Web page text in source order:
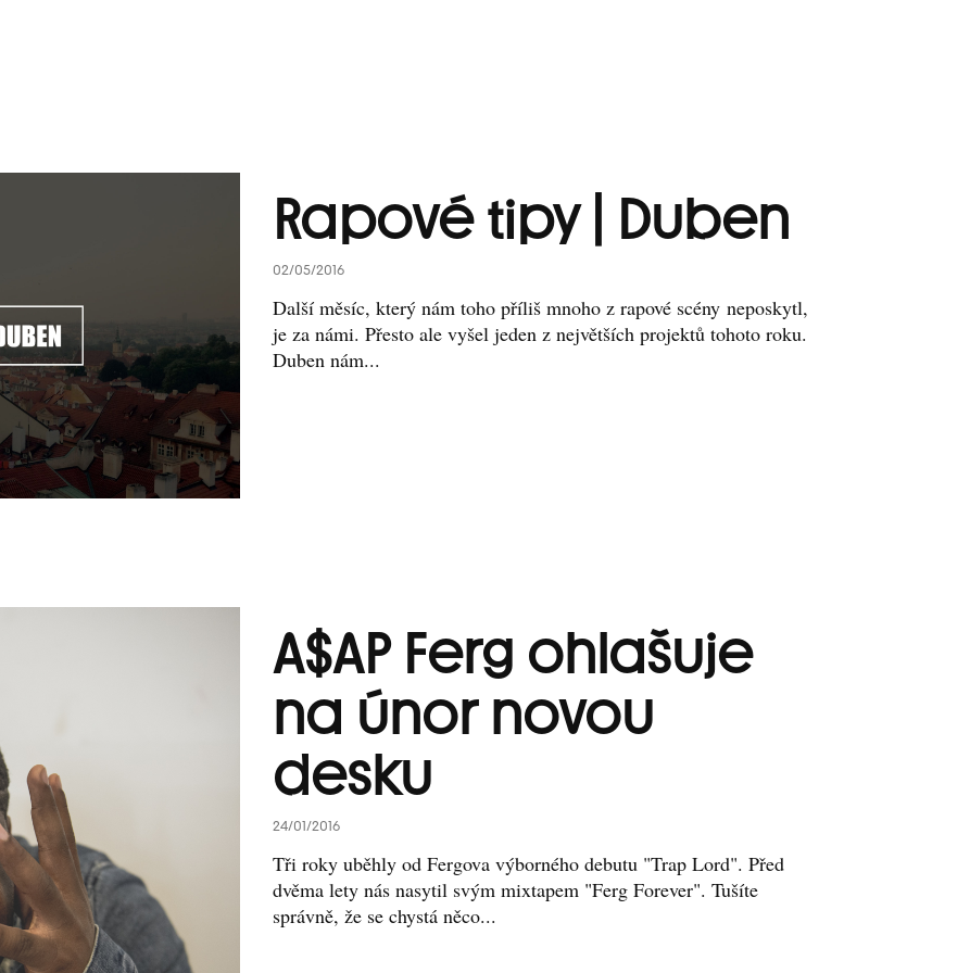
Rapové tipy | Duben
02/05/2016
Další měsíc, který nám toho příliš mnoho z rapové scény neposkytl,
je za námi. Přesto ale vyšel jeden z největších projektů tohoto roku.
Duben nám...
A$AP Ferg ohlašuje
na únor novou
desku
24/01/2016
Tři roky uběhly od Fergova výborného debutu "Trap Lord". Před
dvěma lety nás nasytil svým mixtapem "Ferg Forever". Tušíte
správně, že se chystá něco...